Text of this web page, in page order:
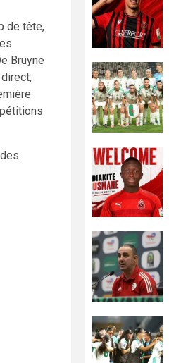
de tête,
Bruyne